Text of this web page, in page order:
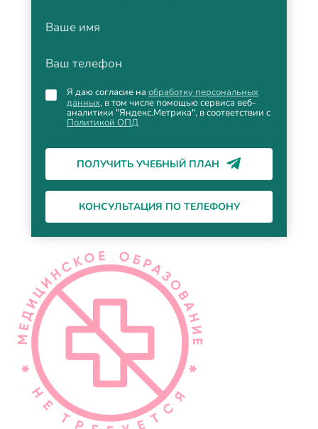
Ваше имя
Ваш телефон
Я даю согласие на обработку персональных
данных, в том числе помощью сервиса веб-
аналитики "Яндекс.Метрика", в соответствии с
Политикой ОПД
ПОЛУЧИТЬ УЧЕБНЫЙ ПЛАН
КОНСУЛЬТАЦИЯ ПО ТЕЛЕФОНУ